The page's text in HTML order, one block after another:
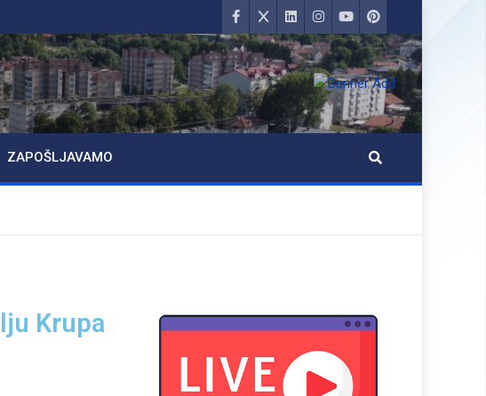
ZAPOŠLJAVAMO
Krupa